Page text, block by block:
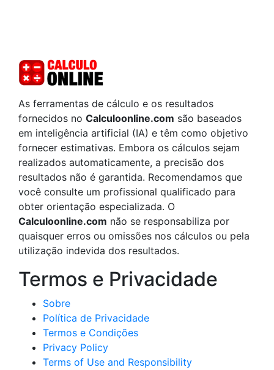
As ferramentas de cálculo e os resultados
fornecidos no Calculoonline.com são baseados
em inteligência artificial (IA) e têm como objetivo
fornecer estimativas. Embora os cálculos sejam
realizados automaticamente, a precisão dos
resultados não é garantida. Recomendamos que
você consulte um profissional qualificado para
obter orientação especializada. O
Calculoonline.com não se responsabiliza por
quaisquer erros ou omissões nos cálculos ou pela
utilização indevida dos resultados.
Termos e Privacidade
Sobre
Política de Privacidade
Termos e Condições
Privacy Policy
Terms of Use and Responsibility